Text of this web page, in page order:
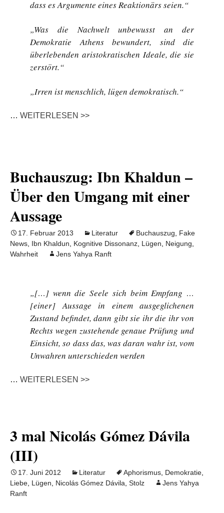
dass es Argumente eines Reaktionärs seien.“
„Was die Nachwelt unbewusst an der
Demokratie Athens bewundert, sind die
überlebenden aristokratischen Ideale, die sie
zerstört.“
„Irren ist menschlich, lügen demokratisch.“
… WEITERLESEN >>
Buchauszug: Ibn Khaldun –
Über den Umgang mit einer
Aussage
17. Februar 2013 Literatur Buchauszug
Fake
News Ibn Khaldun Kognitive Dissonanz Lügen Neigung
Wahrheit
Jens Yahya Ranft
„[…] wenn die Seele sich beim Empfang …
[einer] Aussage in einem ausgeglichenen
Zustand befindet, dann gibt sie ihr die ihr von
Rechts wegen zustehende genaue Prüfung und
Einsicht, so dass das, was daran wahr ist, vom
Unwahren unterschieden werden
… WEITERLESEN >>
3 mal Nicolás Gómez Dávila
(III)
17. Juni 2012 Literatur Aphorismus Demokratie
Liebe Lügen Nicolás Gómez Dávila Stolz
Jens Yahya
Ranft